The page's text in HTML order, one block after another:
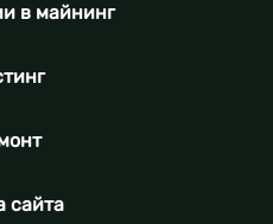
в майнинг
сайта